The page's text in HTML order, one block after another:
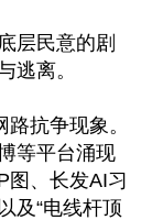
层民意的剧
逃离。
抗争现象。
等平台涌现
图、长发AI习
及“电线杆顶